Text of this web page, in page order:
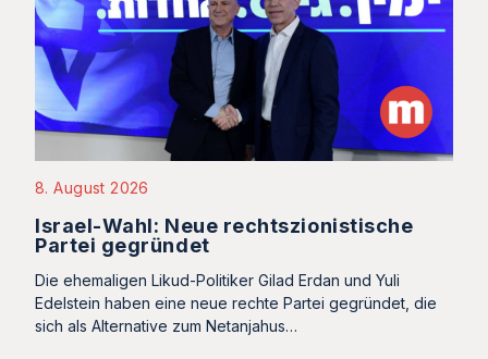
8. August 2026
Israel-Wahl: Neue rechtszionistische
Partei gegründet
Die ehemaligen Likud-Politiker Gilad Erdan und Yuli
Edelstein haben eine neue rechte Partei gegründet, die
sich als Alternative zum Netanjahus…